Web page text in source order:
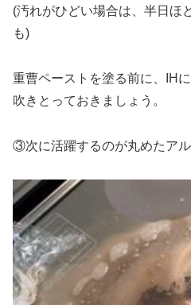
(汚れがひどい場合は、半日ほ
も)
重曹ペーストを塗る前に、IH
吹きとっておきましょう。
③次に活躍するのが丸めたア